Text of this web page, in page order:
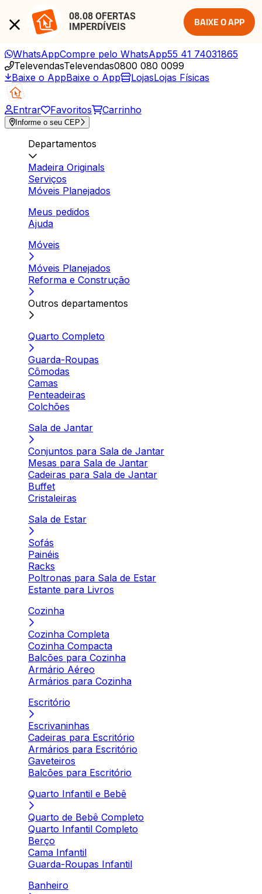
08.08 OFERTAS
IMPERDÍVEIS
BAIXE O APP
WhatsAppCompre pelo WhatsApp55 41 74031865
TelevendasTelevendas0800 080 0099
Baixe o AppBaixe o App LojasLojas Físicas
Entrar Favoritos Carrinho
Informe o seu CEP
Departamentos
Madeira Originals
Serviços
Móveis Planejados
Meus pedidos
Ajuda
Móveis
Móveis Planejados
Reforma e Construção
Outros departamentos
Quarto Completo
Guarda-Roupas
Cômodas
Camas
Penteadeiras
Colchões
Sala de Jantar
Conjuntos para Sala de Jantar
Mesas para Sala de Jantar
Cadeiras para Sala de Jantar
Buffet
Cristaleiras
Sala de Estar
Sofás
Painéis
Racks
Poltronas para Sala de Estar
Estante para Livros
Cozinha
Cozinha Completa
Cozinha Compacta
Balcões para Cozinha
Armário Aéreo
Armários para Cozinha
Escritório
Escrivaninhas
Cadeiras para Escritório
Armários para Escritório
Gaveteiros
Balcões para Escritório
Quarto Infantil e Bebê
Quarto de Bebê Completo
Quarto Infantil Completo
Berço
Cama Infantil
Guarda-Roupas Infantil
Banheiro